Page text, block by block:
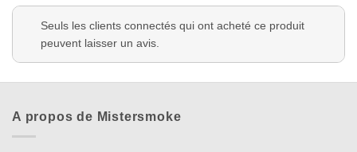
Seuls les clients connectés qui ont acheté ce produit
peuvent laisser un avis.
A propos de Mistersmoke